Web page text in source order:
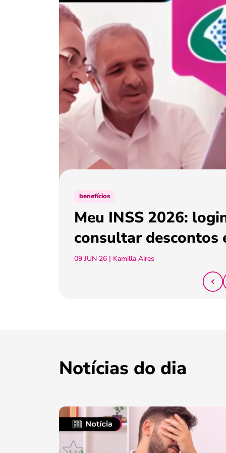
benefícios
Meu INSS 2026:
consultar descontos
09 JUN 26 | Kamilla Aires
Notícias do dia